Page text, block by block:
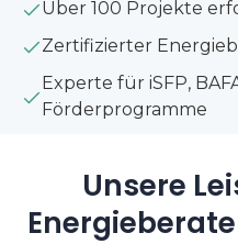
Über 100 Projekte
Zertifizierter
Experte für iSFP,
Förderprogramme
Unsere